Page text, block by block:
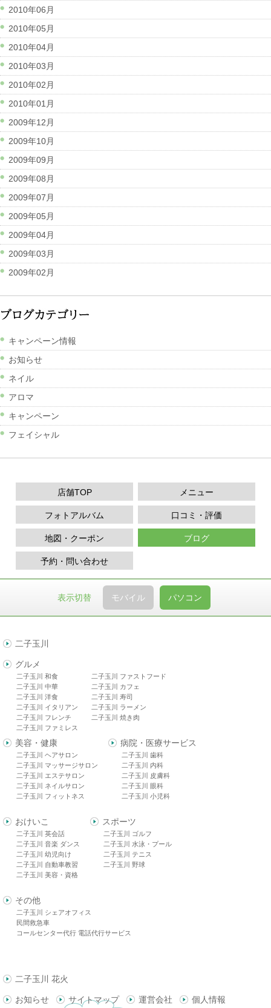
2010年06月
2010年05月
2010年04月
2010年03月
2010年02月
2010年01月
2009年12月
2009年10月
2009年09月
2009年08月
2009年07月
2009年05月
2009年04月
2009年03月
2009年02月
キャンペーン情報
お知らせ
ネイル
アロマ
キャンペーン
フェイシャル
店舗TOP メニュー
フォトアルバム 口コミ・評価
地図・クーポン ブログ
予約・問い合わせ
表示切替 モバイル パソコン
二子玉川
グルメ
二子玉川 和食
二子玉川 中華
二子玉川 洋食
二子玉川 イタリアン
二子玉川 フレンチ
二子玉川 ファミレス
二子玉川 ファストフード
二子玉川 カフェ
二子玉川 寿司
二子玉川 ラーメン
二子玉川 焼き肉
美容・健康
二子玉川 ヘアサロン
二子玉川 マッサージサロン
二子玉川 エステサロン
二子玉川 ネイルサロン
二子玉川 フィットネス
病院・医療サービス
二子玉川 歯科
二子玉川 内科
二子玉川 皮膚科
二子玉川 眼科
二子玉川 小児科
おけいこ
二子玉川 英会話
二子玉川 音楽 ダンス
二子玉川 幼児向け
二子玉川 自動車教習
二子玉川 美容・資格
スポーツ
二子玉川 ゴルフ
二子玉川 水泳・プール
二子玉川 テニス
二子玉川 野球
その他
二子玉川 シェアオフィス
民間救急車
コールセンター代行 電話代行サービス
二子玉川 花火
お知らせ サイトマップ 運営会社 個人情報